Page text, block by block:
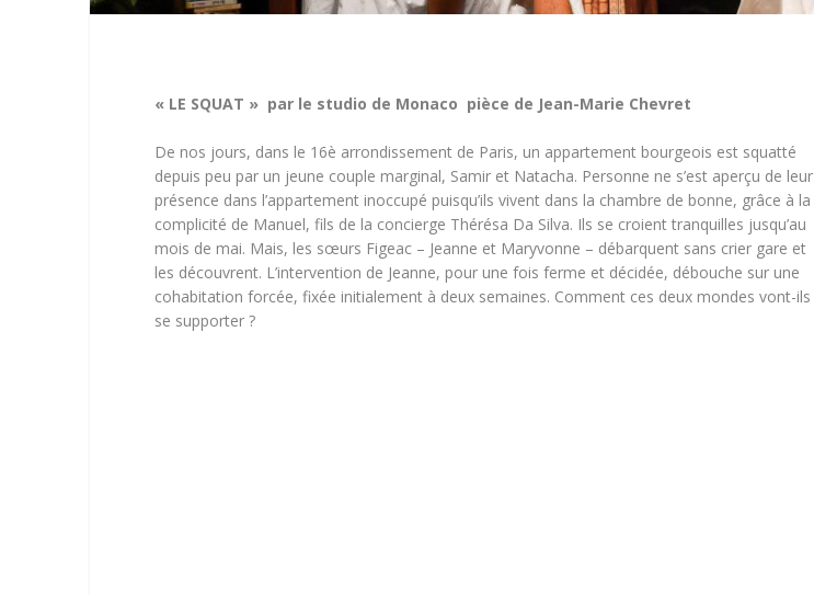
« LE SQUAT » par le studio de Monaco pièce de Jean-Marie Chevret
De nos jours, dans le 16è arrondissement de Paris, un appartement bourgeois est squatté
depuis peu par un jeune couple marginal, Samir et Natacha. Personne ne s’est aperçu de leur
présence dans l’appartement inoccupé puisqu’ils vivent dans la chambre de bonne, grâce à la
complicité de Manuel, fils de la concierge Thérésa Da Silva. Ils se croient tranquilles jusqu’au
mois de mai. Mais, les sœurs Figeac – Jeanne et Maryvonne – débarquent sans crier gare et
les découvrent. L’intervention de Jeanne, pour une fois ferme et décidée, débouche sur une
cohabitation forcée, fixée initialement à deux semaines. Comment ces deux mondes vont-ils
se supporter ?